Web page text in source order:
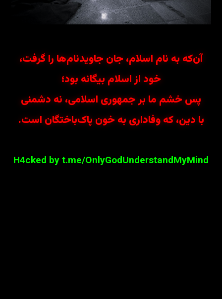
آن‌که به نام اسلام، جان جاویدنام‌ها را گرفت،
خود از اسلام بیگانه بود؛
پس خشم ما بر جمهوری اسلامی، نه دشمنی
با دین، که وفاداری به خون پاک‌باختگان است.
H4cked by t.me/OnlyGodUnderstandMyMind